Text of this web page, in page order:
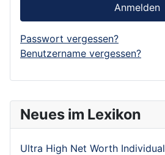
Neues im Lexikon
Ultra High Net Worth Individual
Anmelden
Passwort vergessen?
Benutzername vergessen?